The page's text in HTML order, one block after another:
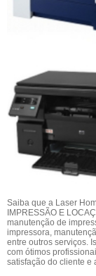
Saiba que a Laser
IMPRESSÃO E
manutenção de
impressora,
entre outros serviços.
com ótimos
satisfação do cliente e